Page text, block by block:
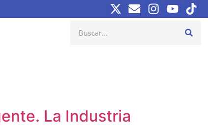
La Industria